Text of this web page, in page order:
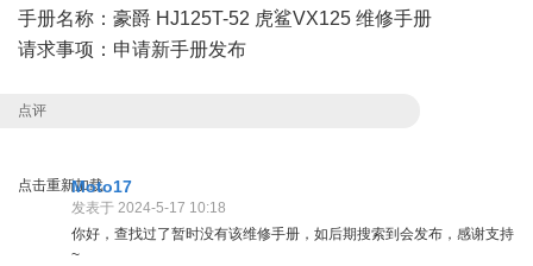
手册名称：豪爵 HJ125T-52 虎鲨VX125 维修手册
请求事项：申请新手册发布
点评
点击重新加载Moto17
发表于 2024-5-17 10:18
你好，查找过了暂时没有该维修手册，如后期搜索到会发布，感谢支持
~